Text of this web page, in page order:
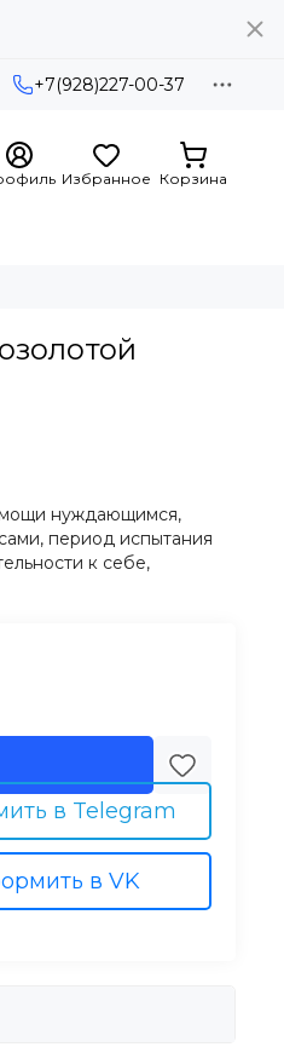
+7(928)227-00-37
Избранное Корзина
нуждающимся,
период испытания
к себе,
в Telegram
в VK